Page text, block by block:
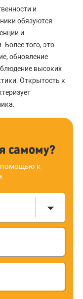
и
обязуются
и
Более того, это
обновление
высоких
Открытость к
самому?
помощью к